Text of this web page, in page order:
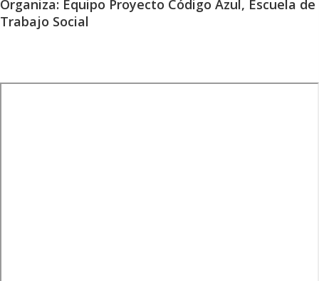
Organiza: Equipo Proyecto Código Azul, Escuela de
Trabajo Social